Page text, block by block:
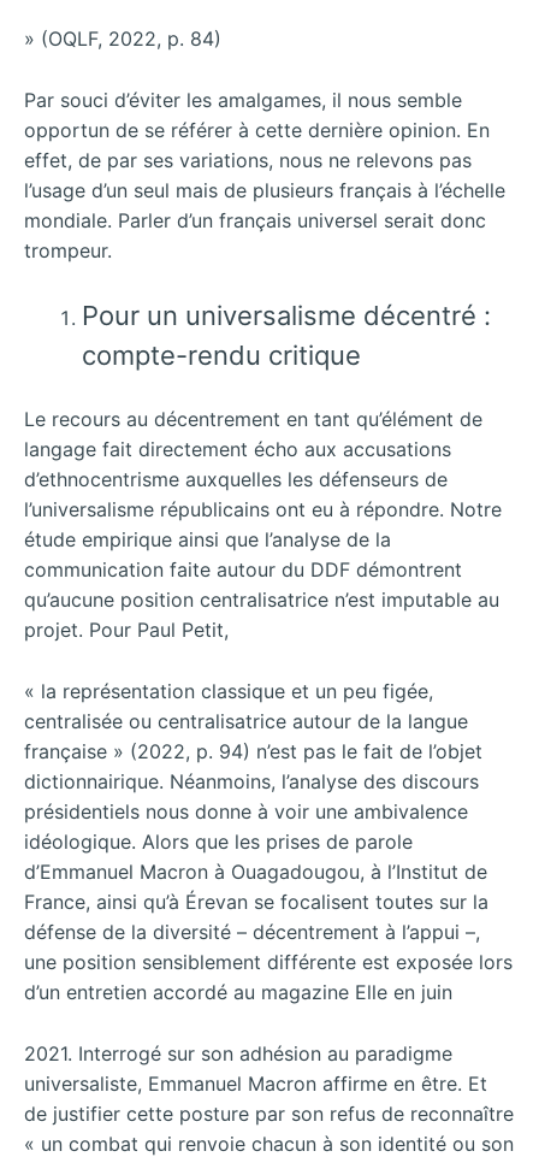
» (OQLF, 2022, p. 84)
Par souci d’éviter les amalgames, il nous semble
opportun de se référer à cette dernière opinion. En
effet, de par ses variations, nous ne relevons pas
l’usage d’un seul mais de plusieurs français à l’échelle
mondiale. Parler d’un français universel serait donc
trompeur.
Pour un universalisme décentré :
compte-rendu critique
Le recours au décentrement en tant qu’élément de
langage fait directement écho aux accusations
d’ethnocentrisme auxquelles les défenseurs de
l’universalisme républicains ont eu à répondre. Notre
étude empirique ainsi que l’analyse de la
communication faite autour du DDF démontrent
qu’aucune position centralisatrice n’est imputable au
projet. Pour Paul Petit,
« la représentation classique et un peu figée,
centralisée ou centralisatrice autour de la langue
française » (2022, p. 94) n’est pas le fait de l’objet
dictionnairique. Néanmoins, l’analyse des discours
présidentiels nous donne à voir une ambivalence
idéologique. Alors que les prises de parole
d’Emmanuel Macron à Ouagadougou, à l’Institut de
France, ainsi qu’à Érevan se focalisent toutes sur la
défense de la diversité – décentrement à l’appui –,
une position sensiblement différente est exposée lors
d’un entretien accordé au magazine Elle en juin
2021. Interrogé sur son adhésion au paradigme
universaliste, Emmanuel Macron affirme en être. Et
de justifier cette posture par son refus de reconnaître
« un combat qui renvoie chacun à son identité ou son